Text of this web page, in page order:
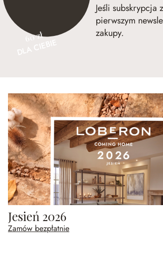
60 zł
Jeśli subskrypcja
pierwszym
zakupy.
Jesień 2026
Zamów bezpłatnie